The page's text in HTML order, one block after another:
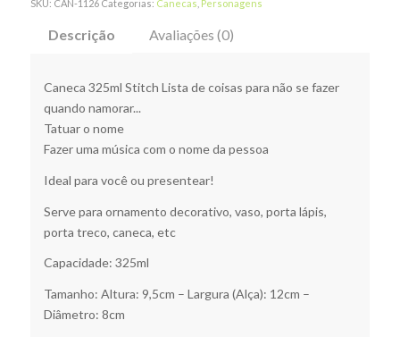
SKU: CAN-1126 Categorias: Canecas Personagens
Descrição Avaliações (0)
Caneca 325ml Stitch Lista de coisas para não se fazer
quando namorar...
Tatuar o nome
Fazer uma música com o nome da pessoa
Ideal para você ou presentear!
Serve para ornamento decorativo, vaso, porta lápis,
porta treco, caneca, etc
Capacidade: 325ml
Tamanho: Altura: 9,5cm – Largura (Alça): 12cm –
Diâmetro: 8cm